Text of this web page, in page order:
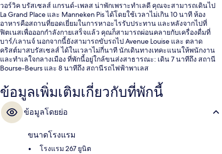
วอร์วิค บรัสเซลส์ แกรนด์-เพลส น่าพักเพราะทำเลดี คุณจะสามารถเดินไป
La Grand Place และ Manneken Pis ได้โดยใช้เวลาไม่เกิน 10 นาที ห้อง
อาหารคือสถานที่ยอดเยี่ยมในการหาอะไรรับประทาน และหลังจากไปที่
ฟิตเนสเพื่อออกกำลังกายเสร็จแล้ว คุณก็สามารถผ่อนคลายกับเครื่องดื่มที่
บาร์/เลานจ์ นอกจากนี้ยังสามารถขับรถไป Avenue Louise และ ตลาด
คริสต์มาสบรัสเซลส์ ได้ในเวลาไม่กี่นาที นักเดินทางเทคะแนนให้พนักงาน
และทำเลใจกลางเมือง ที่พักนี้อยู่ใกล้ขนส่งสาธารณะ: เดิน 7 นาทีถึง สถานี
Bourse-Beurs และ 8 นาทีถึง สถานีรถไฟฟ้าพาเลส
ข้อมูลเพิ่มเติมเกี่ยวกับที่พักนี้
ข้อมูลโดยย่อ
ขนาดโรงแรม
โรงแรม 267 ยูนิต